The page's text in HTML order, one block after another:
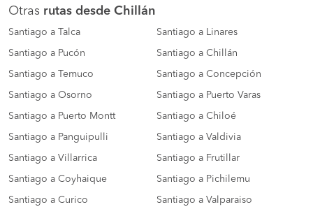
Otras rutas desde Chillán
Santiago a Talca Santiago a Linares
Santiago a Pucón Santiago a Chillán
Santiago a Temuco Santiago a Concepción
Santiago a Osorno Santiago a Puerto Varas
Santiago a Puerto Montt Santiago a Chiloé
Santiago a Panguipulli Santiago a Valdivia
Santiago a Villarrica Santiago a Frutillar
Santiago a Coyhaique Santiago a Pichilemu
Santiago a Curico Santiago a Valparaiso